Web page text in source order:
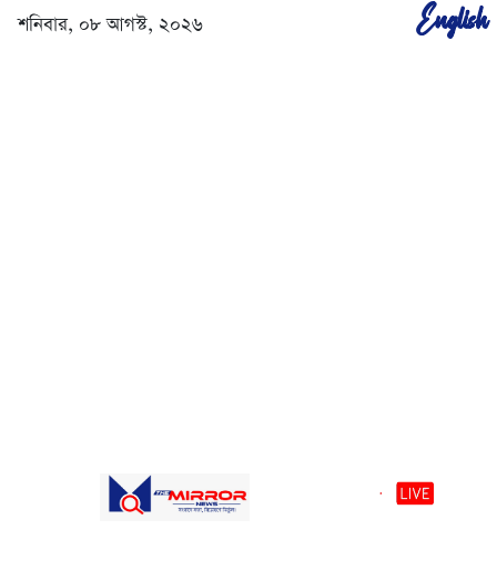
শনিবার, ০৮ আগস্ট, ২০২৬ English